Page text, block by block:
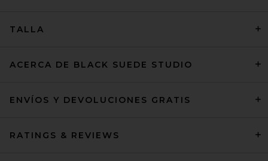
retrofete Analu Heel in Gold
TALLA
ACERCA DE BLACK SUEDE STUDIO
ENVÍOS Y DEVOLUCIONES GRATIS
RATINGS & REVIEWS